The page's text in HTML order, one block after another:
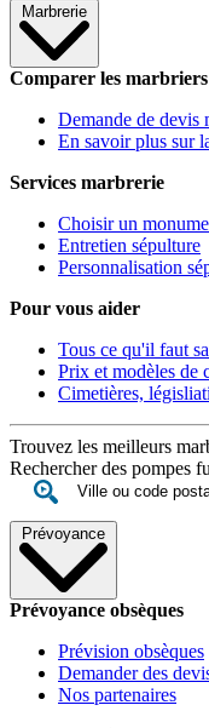
Marbrerie
Comparer les marbriers
Demande de devis
En savoir plus sur
Services marbrerie
Choisir un
Entretien sépulture
Personnalisation
Pour vous aider
Tous ce qu'il faut
Prix et modèles de
Cimetières,
Trouvez les meilleurs
Rechercher des pompes
Prévoyance
Prévoyance obsèques
Prévision obsèques
Demander des
Nos partenaires